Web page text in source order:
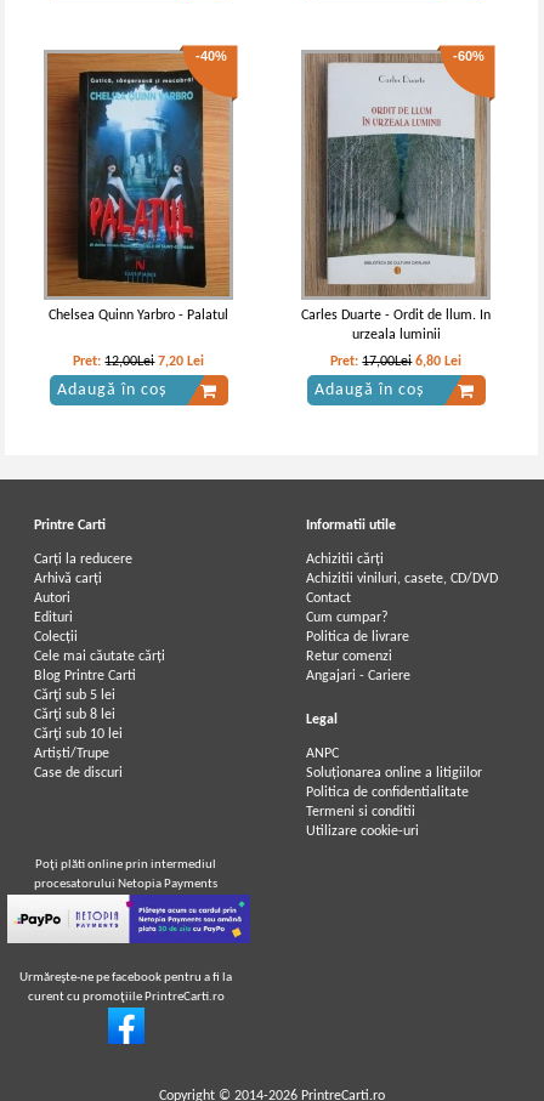
-40%
Chelsea Quinn Yarbro - Palatul
Pret:12,00Lei 7,20 Lei
Adaugă în coș
-60%
Carles Duarte - Ordit de llum. In
urzeala luminii
Pret:17,00Lei 6,80 Lei
Adaugă în coș
Printre Carti
Carți la reducere
Arhivă carți
Autori
Edituri
Colecții
Cele mai căutate cărți
Blog Printre Carti
Cărţi sub 5 lei
Cărţi sub 8 lei
Cărţi sub 10 lei
Artiști/Trupe
Case de discuri
Informatii utile
Achizitii cărți
Achizitii viniluri, casete, CD/DVD
Contact
Cum cumpar?
Politica de livrare
Retur comenzi
Angajari - Cariere
Legal
ANPC
Soluționarea online a litigiilor
Politica de confidentialitate
Termeni si conditii
Utilizare cookie-uri
Poţi plăti online prin intermediul
procesatorului Netopia Payments
Urmăreşte-ne pe facebook pentru a fi la
curent cu promoţiile PrintreCarti.ro
Copyright © 2014-2026 PrintreCarti.ro